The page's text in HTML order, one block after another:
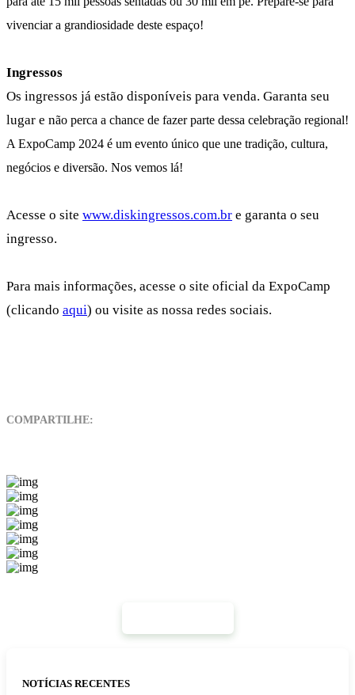
vivenciar a grandiosidade deste espaço!
Ingressos
Os ingressos já estão disponíveis para venda. Garanta seu
lugar e não perca a chance de fazer parte dessa celebração regional!
A ExpoCamp 2024 é um evento único que une tradição, cultura,
negócios e diversão. Nos vemos lá!
Acesse o site www.diskingressos.com.br e garanta o seu
ingresso.
Para mais informações, acesse o site oficial da ExpoCamp
(clicando aqui) ou visite as nossa redes sociais.
COMPARTILHE:
NOTÍCIAS RECENTES